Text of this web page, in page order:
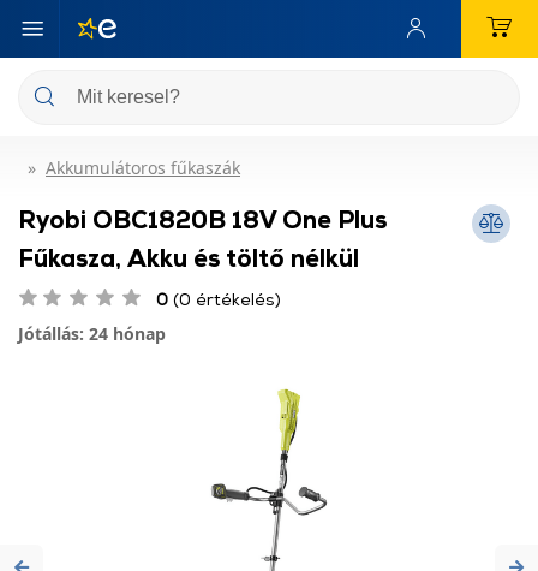
Akkumulátoros fűkaszák
Ryobi OBC1820B 18V One Plus
Fűkasza, Akku és töltő nélkül
0 (0 értékelés)
Jótállás: 24 hónap